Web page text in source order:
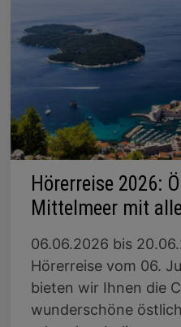
Hörerreise 2026:
Mittelmeer mit
06.06.2026 bis
Hörerreise vom 06.
bieten wir Ihnen die
wunderschöne